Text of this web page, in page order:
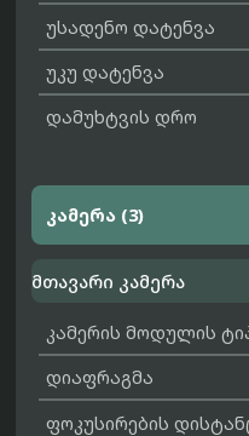
უსადენო დატენვა
უკუ დატენვა
დამუხტვის დრო
კამერა (3)
მთავარი კამერა
კამერის მოდულის
დიაფრაგმა
ფოკუსირების